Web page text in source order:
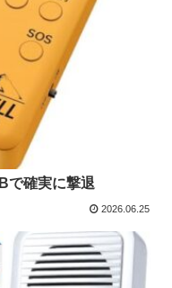
で確実に撃退
2026.06.25